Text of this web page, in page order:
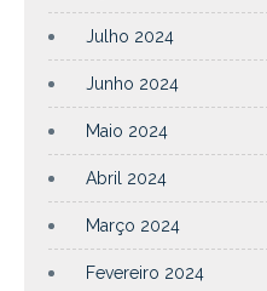
Julho 2024
Junho 2024
Maio 2024
Abril 2024
Março 2024
Fevereiro 2024